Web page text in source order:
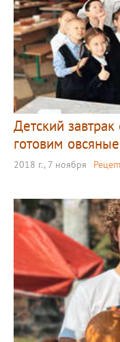
Детский
готовим
2018 г., 7 ноября